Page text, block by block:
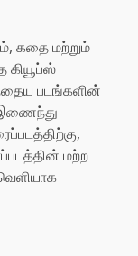
கதை மற்றும்
கியூப்ஸ்
படங்களின்
இணைந்து
மற்ற